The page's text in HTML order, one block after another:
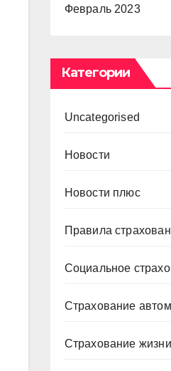
Февраль 2023
Категории
Uncategorised
Новости
Новости плюс
Правила
Социальное
Страхование
Страхование жизни